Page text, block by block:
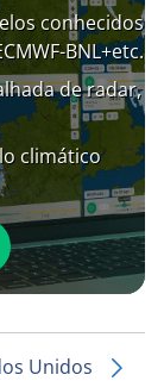
conhecidos
BNL+etc.
de radar,
climático
Unidos